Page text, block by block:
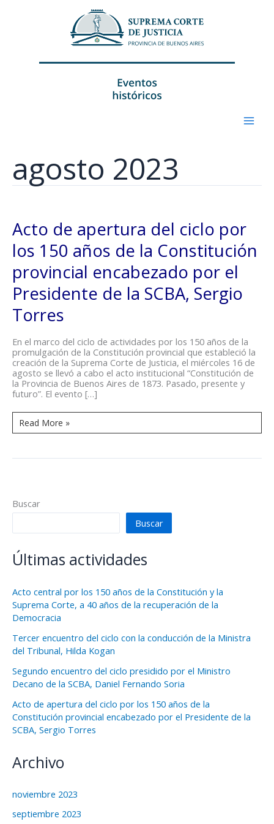
agosto 2023
Acto de apertura del ciclo por
los 150 años de la Constitución
provincial encabezado por el
Presidente de la SCBA, Sergio
Torres
En el marco del ciclo de actividades por los 150 años de la
promulgación de la Constitución provincial que estableció la
creación de la Suprema Corte de Justicia, el miércoles 16 de
agosto se llevó a cabo el acto institucional “Constitución de
la Provincia de Buenos Aires de 1873. Pasado, presente y
futuro”. El evento […]
de
apertura
ciclo
los
150
años
de
la
provincial
encabezado
por
el
Presidente
de
la
SCBA,
Sergio
Torres
Read More »
Buscar
Buscar
Últimas actividades
Acto central por los 150 años de la Constitución y la
Suprema Corte, a 40 años de la recuperación de la
Democracia
Tercer encuentro del ciclo con la conducción de la Ministra
del Tribunal, Hilda Kogan
Segundo encuentro del ciclo presidido por el Ministro
Decano de la SCBA, Daniel Fernando Soria
Acto de apertura del ciclo por los 150 años de la
Constitución provincial encabezado por el Presidente de la
SCBA, Sergio Torres
Archivo
noviembre 2023
septiembre 2023